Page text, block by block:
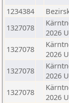
1234384
1327078
2026
1327078
2026
1327078
2026
1327078
2026